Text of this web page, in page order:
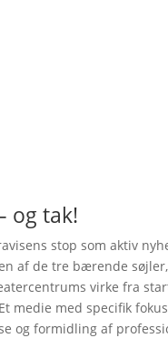
og tak!
stop som aktiv
af de tre bærende
virke fra
medie med specifik
og formidling af